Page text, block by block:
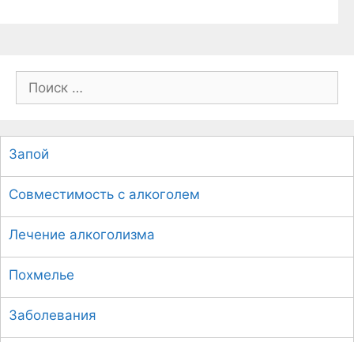
о
с
к
:
Запой
Совместимость с алкоголем
Лечение алкоголизма
Похмелье
Заболевания